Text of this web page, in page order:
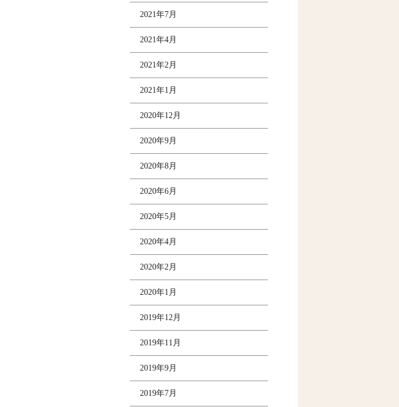
2021年7月
2021年4月
2021年2月
2021年1月
2020年12月
2020年9月
2020年8月
2020年6月
2020年5月
2020年4月
2020年2月
2020年1月
2019年12月
2019年11月
2019年9月
2019年7月